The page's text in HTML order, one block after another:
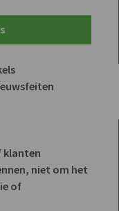
klanten
niet om het
of